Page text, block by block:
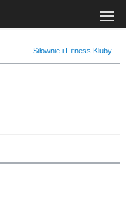
Siłownie i Fitness Kluby